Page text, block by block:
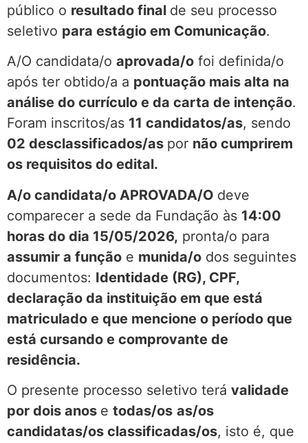
público o resultado final de seu processo
seletivo para estágio em Comunicação.
A/O candidata/o aprovada/o foi definida/o
após ter obtido/a a pontuação mais alta na
análise do currículo e da carta de intenção.
Foram inscritos/as 11 candidatos/as, sendo
02 desclassificados/as por não cumprirem
os requisitos do edital.
A/o candidata/o APROVADA/O deve
comparecer a sede da Fundação às 14:00
horas do dia 15/05/2026, pronta/o para
assumir a função e munida/o dos seguintes
documentos: Identidade (RG), CPF,
declaração da instituição em que está
matriculado e que mencione o período que
está cursando e comprovante de
residência.
O presente processo seletivo terá validade
por dois anos e todas/os as/os
candidatas/os classificadas/os, isto é, que